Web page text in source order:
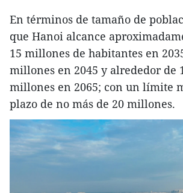
En términos de tamaño de
que Hanoi alcance
15 millones de habitantes en
millones en 2045 y alrededor de
millones en 2065; con un límite
plazo de no más de 20 millones.